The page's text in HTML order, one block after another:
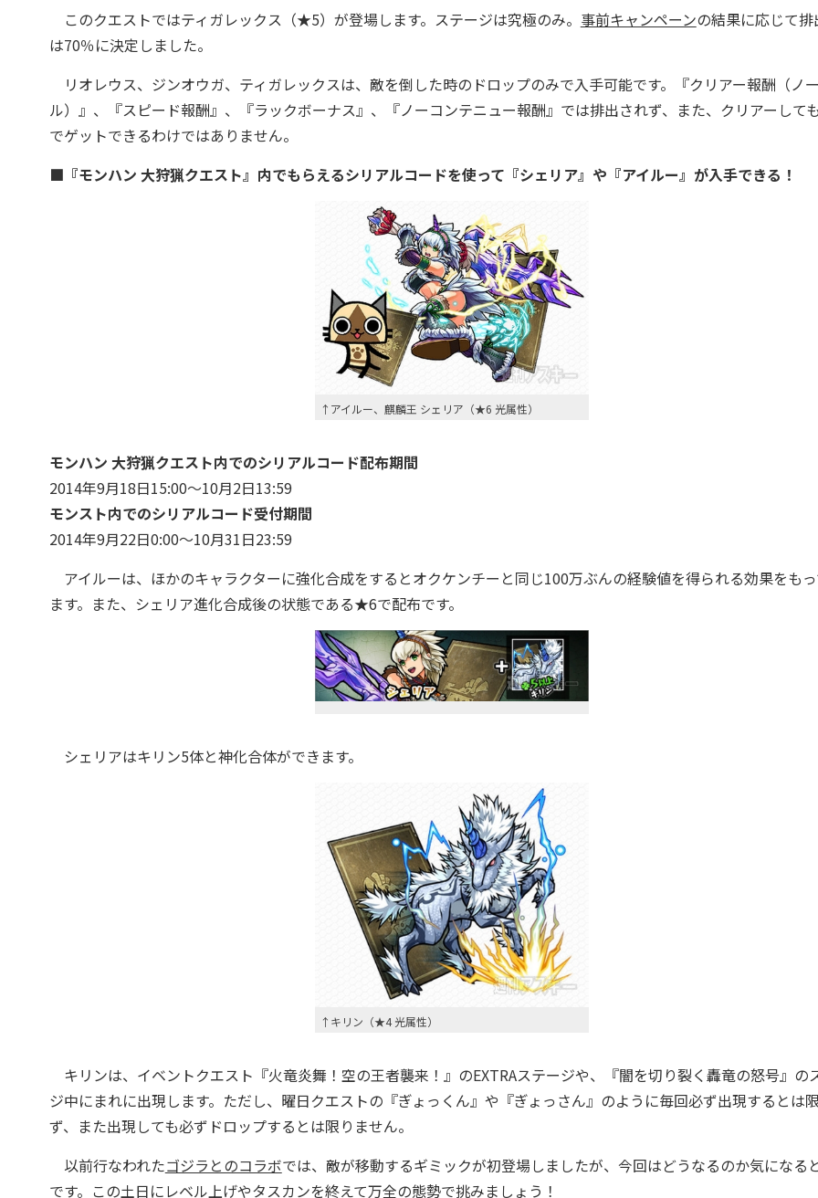
このクエストではティガレックス（★5）が登場します。ステージは究極のみ。 事前キャンペーンの結果に応じて排
は70％に決定しました。
リオレウス、ジンオウガ、ティガレックスは、敵を倒した時のドロップのみで入手可能です。『クリアー報酬（ノ
ル）』、『スピード報酬』、『ラックボーナス』、『ノーコンテニュー報酬』では排出されず、また、クリアーして
でゲットできるわけではありません。
■『モンハン 大狩猟クエスト』内でもらえるシリアルコードを使って『シェリア』や『アイルー』が入手できる！
↑アイルー、麒麟王 シェリア（★6 光属性）
モンハン 大狩猟クエスト内でのシリアルコード配布期間
2014年9月18日15:00～10月2日13:59
モンスト内でのシリアルコード受付期間
2014年9月22日0:00～10月31日23:59
アイルーは、ほかのキャラクターに強化合成をするとオクケンチーと同じ100万ぶんの経験値を得られる効果をも
ます。また、シェリア進化合成後の状態である★6で配布です。
シェリアはキリン5体と神化合体ができます。
↑キリン（★4 光属性）
キリンは、イベントクエスト『火竜炎舞！空の王者襲来！』のEXTRAステージや、『闇を切り裂く轟竜の怒号』の
ジ中にまれに出現します。ただし、曜日クエストの『ぎょっくん』や『ぎょっさん』のように毎回必ず出現するとは
ず、また出現しても必ずドロップするとは限りません。
以前行なわれたゴジラとのコラボでは、敵が移動するギミックが初登場しましたが、今回はどうなるのか気になる
です。この土日にレベル上げやタスカンを終えて万全の態勢で挑みましょう！